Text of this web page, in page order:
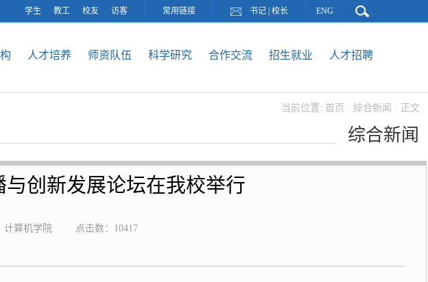
学生 教工 校友 访客 常用链接 书记 校长 ENG
人才培养 师资队伍 科学研究 合作交流 招生就业 人才招聘
当前位置: 首页 · 综合新闻 · 正文
综合新闻
创新发展论坛在我校举行
计算机学院 点击数： 10417